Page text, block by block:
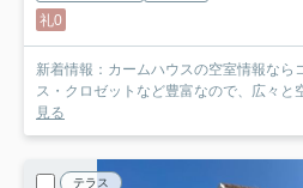
礼0
新着情報：カームハウスの空室情報なら
ス・クロゼットなど豊富なので、広々と
見る
テラス